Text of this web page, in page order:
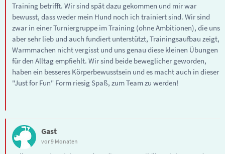
Training betrifft. Wir sind spät dazu gekommen und mir war
bewusst, dass weder mein Hund noch ich trainiert sind. Wir sind
zwar in einer Turniergruppe im Training (ohne Ambitionen), die uns
aber sehr lieb und auch fundiert unterstützt, Trainingsaufbau zeigt,
Warmmachen nicht vergisst und uns genau diese kleinen Übungen
für den Alltag empfiehlt. Wir sind beide beweglicher geworden,
haben ein besseres Körperbewusstsein und es macht auch in dieser
"Just for Fun" Form riesig Spaß, zum Team zu werden!
Gast
vor 9 Monaten